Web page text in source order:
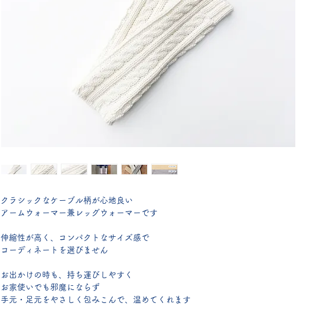
クラシックなケーブル柄が心地良い
アームウォーマー兼レッグウォーマーです
伸縮性が高く、コンパクトなサイズ感で
コーディネートを選びません
お出かけの時も、持ち運びしやすく
お家使いでも邪魔にならず
手元・足元をやさしく包みこんで、温めてくれます